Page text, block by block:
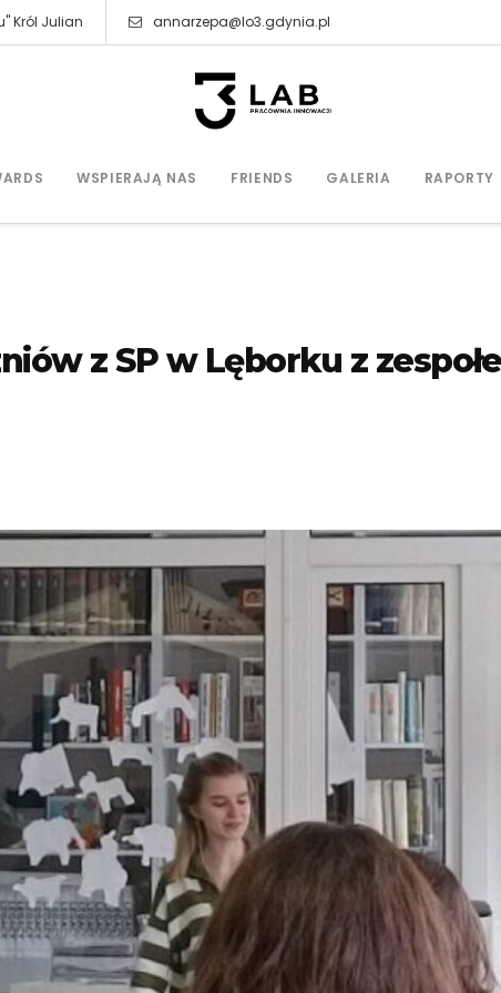
Król Julian annarzepa@lo3.gdynia.pl
WSPIERAJĄ NAS FRIENDS GALERIA RAPORTY
z SP w Lęborku z